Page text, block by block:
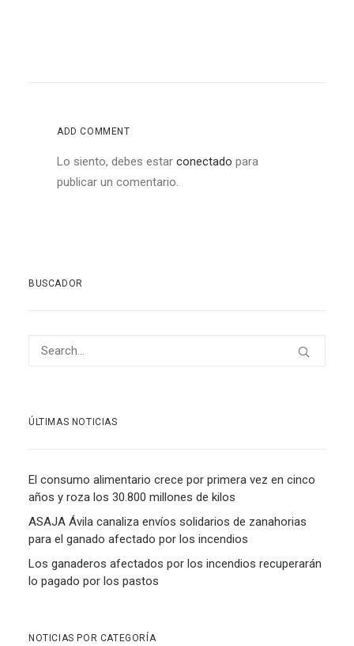
ADD COMMENT
Lo siento, debes estar conectado para
publicar un comentario.
BUSCADOR
ÚLTIMAS NOTICIAS
El consumo alimentario crece por primera vez en cinco
años y roza los 30.800 millones de kilos
ASAJA Ávila canaliza envíos solidarios de zanahorias
para el ganado afectado por los incendios
Los ganaderos afectados por los incendios recuperarán
lo pagado por los pastos
NOTICIAS POR CATEGORÍA